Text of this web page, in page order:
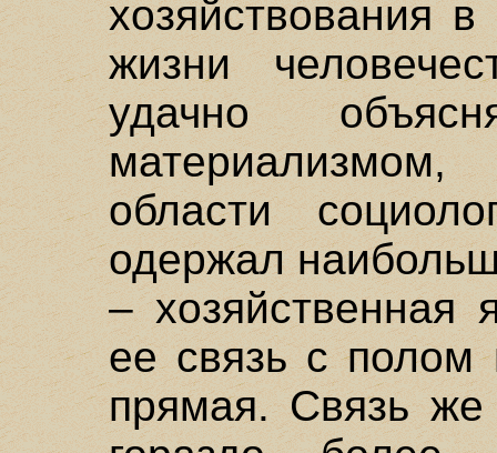
хозяйствования
жизни
удачно
области
одержал
– хозяйственная
ее связь с полом
прямая. Связь